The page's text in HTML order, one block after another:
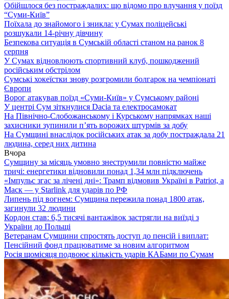
Обійшлося без постраждалих: що відомо про влучання у поїзд
“Суми-Київ”
Поїхала до знайомого і зникла: у Сумах поліцейські
розшукали 14-річну дівчину
Безпекова ситуація в Сумській області станом на ранок 8
серпня
У Сумах відновлюють спортивний клуб, пошкоджений
російським обстрілом
Сумські хокеїстки знову розгромили болгарок на чемпіонаті
Європи
Ворог атакував поїзд «Суми-Київ» у Сумському районі
У центрі Сум зіткнулися Dacia та електросамокат
На Північно-Слобожанському і Курському напрямках наші
захисники зупинили п’ять ворожих штурмів за добу
На Сумщині внаслідок російських атак за добу постраждала 21
людина, серед них дитина
Вчора
Сумщину за місяць умовно знеструмили повністю майже
тричі: енергетики відновили понад 1,34 млн підключень
«Імпульс згас за лічені дні»: Трамп відмовив Україні в Patriot, а
Маск — у Starlink для ударів по РФ
Липень під вогнем: Сумщина пережила понад 1800 атак,
загинули 32 людини
Кордон став: 6,5 тисячі вантажівок застрягли на виїзді з
України до Польщі
Ветеранам Сумщини спростять доступ до пенсій і виплат:
Пенсійний фонд працюватиме за новим алгоритмом
Росія щомісяця подвоює кількість ударів КАБами по Сумам